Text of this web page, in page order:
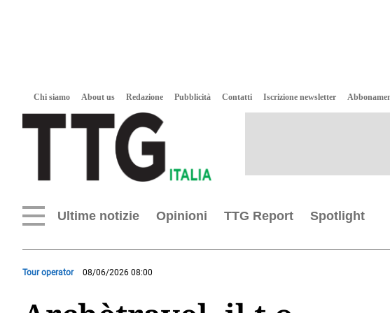
Chi siamo About us Redazione Pubblicità Contatti Iscrizione newsletter
Ultime notizie Opinioni TTG Report Spotlight
Tour operator 08/06/2026 08:00